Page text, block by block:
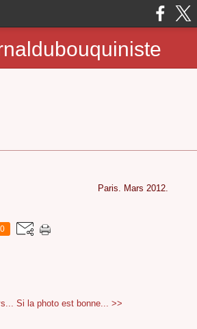
Mars 2012.
0
Si la photo est bonne... >>